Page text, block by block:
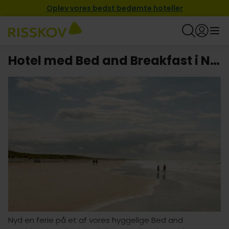
Oplev vores bedst bedømte hoteller
Hotel med Bed and Breakfast i Nordjylland
Nyd en ferie på et af vores hyggelige Bed and